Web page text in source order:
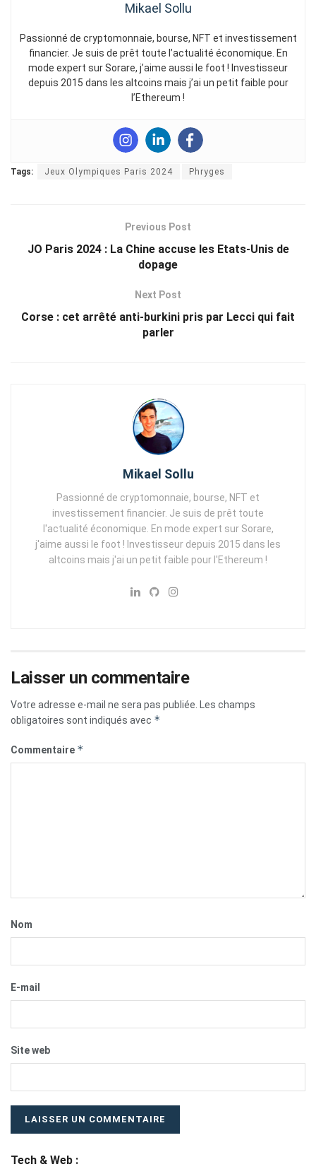
Mikael Sollu
Passionné de cryptomonnaie, bourse, NFT et investissement
financier. Je suis de prêt toute l’actualité économique. En
mode expert sur Sorare, j’aime aussi le foot ! Investisseur
depuis 2015 dans les altcoins mais j’ai un petit faible pour
l’Ethereum !
Tags: Jeux Olympiques Paris 2024 Phryges
Previous Post
JO Paris 2024 : La Chine accuse les Etats-Unis de
dopage
Next Post
Corse : cet arrêté anti-burkini pris par Lecci qui fait
parler
Mikael Sollu
Passionné de cryptomonnaie, bourse, NFT et
investissement financier. Je suis de prêt toute
l'actualité économique. En mode expert sur Sorare,
j'aime aussi le foot ! Investisseur depuis 2015 dans les
altcoins mais j'ai un petit faible pour l'Ethereum !
Laisser un commentaire
Votre adresse e-mail ne sera pas publiée.
Les champs
obligatoires sont indiqués avec *
Commentaire *
Nom
E-mail
Site web
Tech & Web :